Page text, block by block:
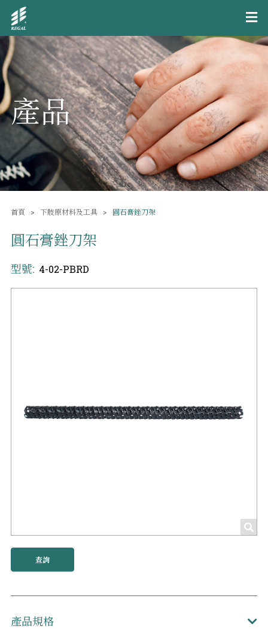
產品
首頁 下肢原材料及工具 圓石膏銼刀架
查詢
圓石膏銼刀架
型號: 4-02-PBRD
產品規格